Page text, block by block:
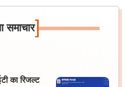
समाचार]
का रिजल्ट